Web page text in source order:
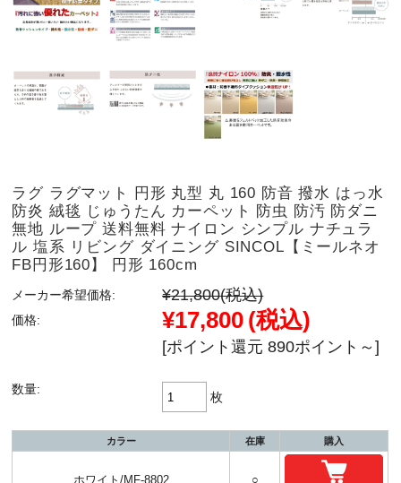
ラグ ラグマット 円形 丸型 丸 160 防音 撥水 はっ水
防炎 絨毯 じゅうたん カーペット 防虫 防汚 防ダニ
無地 ループ 送料無料 ナイロン シンプル ナチュラ
ル 塩系 リビング ダイニング SINCOL【ミールネオ
FB円形160】 円形 160cm
メーカー希望価格: ¥21,800(税込)
価格: ¥17,800 (税込)
[ポイント還元 890ポイント～]
数量:
枚
カラー 在庫 購入
ホワイト/MF-8802 ○